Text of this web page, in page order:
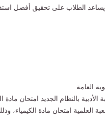
الطلاب على تحقيق أفضل
العامة
العلمية امتحان مادة